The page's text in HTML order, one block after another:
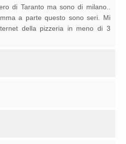
di Taranto ma sono di milano..
a parte questo sono seri. Mi
della pizzeria in meno di 3